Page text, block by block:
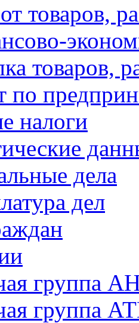
товаров,
товаров,
по
налоги
дела
дел
группа
группа